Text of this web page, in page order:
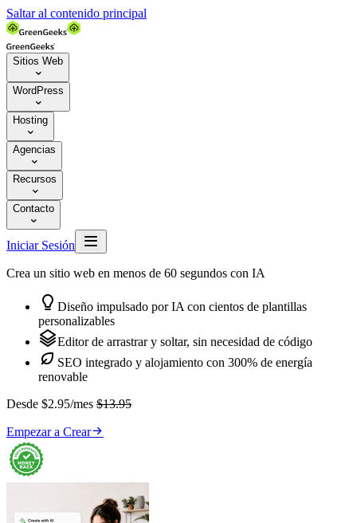
Saltar al contenido principal
Sitios Web

WordPress

Hosting

Agencias

Recursos

Contacto

Iniciar Sesión 
Crea un sitio web en menos de 60 segundos con IA
 Diseño impulsado por IA con cientos de plantillas
personalizables
Editor de arrastrar y soltar, sin necesidad de código
 SEO integrado y alojamiento con 300% de energía
renovable
Desde $2.95/mes $13.95
Empezar a Crear